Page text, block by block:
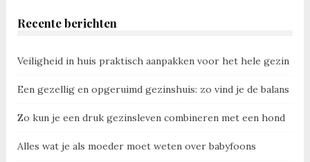
Recente berichten
Veiligheid in huis praktisch aanpakken voor het hele gezin
Een gezellig en opgeruimd gezinshuis: zo vind je de balans
Zo kun je een druk gezinsleven combineren met een hond
Alles wat je als moeder moet weten over babyfoons